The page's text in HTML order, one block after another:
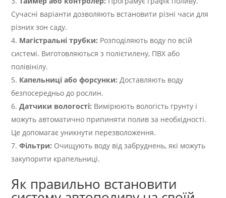
Сучасні варіанти дозволяють встановити різні часи для
різних зон саду.
Магістральні трубки: Розподіляють воду по всій
системі. Виготовляються з полієтилену, ПВХ або
полівінілу.
Капельниці або форсунки: Доставляють воду
безпосередньо до рослин.
Датчики вологості: Вимірюють вологість грунту і
можуть автоматично припиняти полив за необхідності.
Це допомагає уникнути перезволоження.
Фільтри: Очищують воду від забруднень, які можуть
закупорити крапельниці.
Як правильно встановити